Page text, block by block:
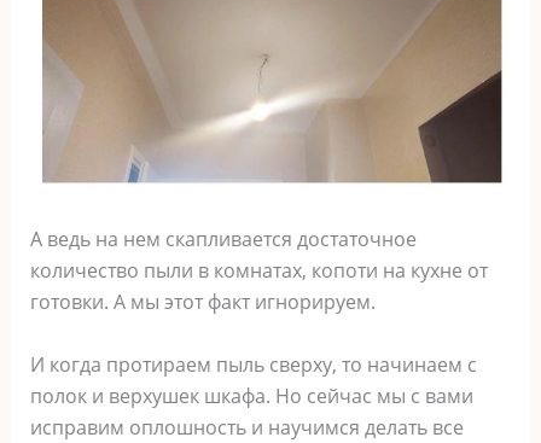
А ведь на нем скапливается достаточное
количество пыли в комнатах, копоти на кухне от
готовки. А мы этот факт игнорируем.
И когда протираем пыль сверху, то начинаем с
полок и верхушек шкафа. Но сейчас мы с вами
исправим оплошность и научимся делать все